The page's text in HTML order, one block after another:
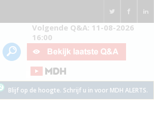
Volgende Q&A: 11-08-2026
16:00
Blijf op de hoogte. Schrijf u in voor MDH ALERTS.